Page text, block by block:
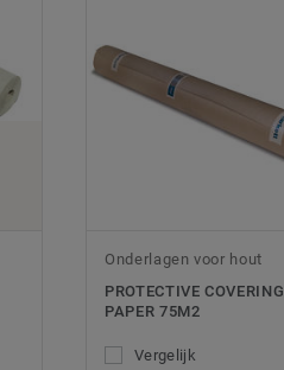
Onderlagen voor hout
PROTECTIVE COVERING
PAPER 75M2
Vergelijk